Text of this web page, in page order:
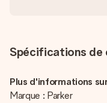
Spécifications de
Plus d'informations
Marque : Parker